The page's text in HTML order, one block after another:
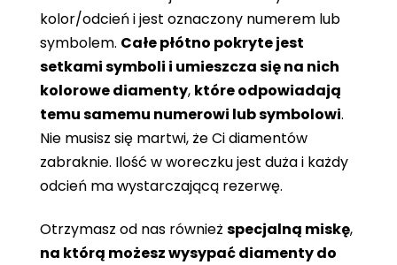
kolor/odcień i jest oznaczony numerem lub
symbolem. Całe płótno pokryte jest
setkami symboli i umieszcza się na nich
kolorowe diamenty, które odpowiadają
temu samemu numerowi lub symbolowi.
Nie musisz się martwi, że Ci diamentów
zabraknie. Ilość w woreczku jest duża i każdy
odcień ma wystarczającą rezerwę.
Otrzymasz od nas również specjalną miskę,
na którą możesz wysypać diamenty do